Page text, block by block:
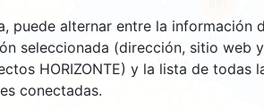
puede alternar entre la información
seleccionada (dirección, sitio web y
HORIZONTE) y la lista de todas
conectadas.